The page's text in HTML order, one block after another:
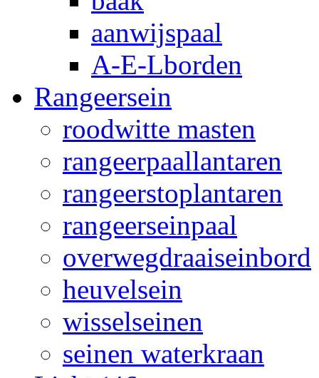
aanwijspaal
A-E-Lborden
Rangeersein
roodwitte masten
rangeerpaallantaren
rangeerstoplantaren
rangeerseinpaal
overwegdraaiseinbord
heuvelsein
wisselseinen
seinen waterkraan